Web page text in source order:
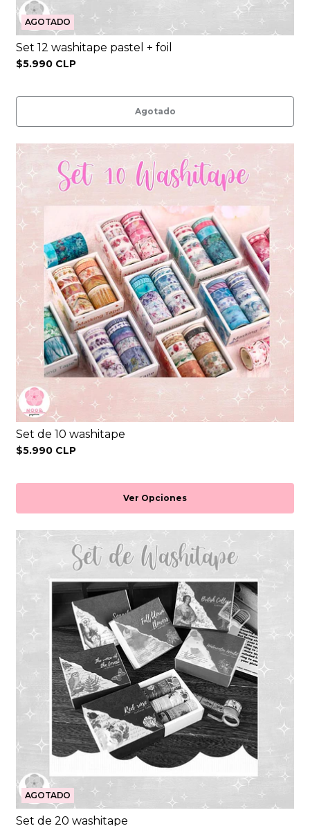
AGOTADO
Set 12 washitape pastel + foil
$5.990 CLP
Agotado
Set de 10 washitape
$5.990 CLP
Ver Opciones
AGOTADO
Set de 20 washitape